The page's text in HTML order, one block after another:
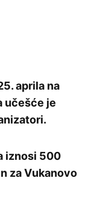
aprila na
učešće je
iznosi 500
za Vukanovo